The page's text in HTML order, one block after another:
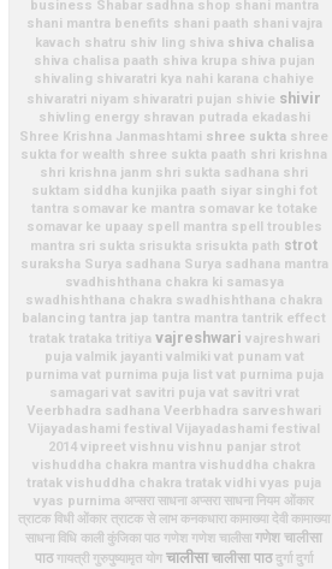
business Shabar sadhna shop shani mantra
shani mantra benefits shani paath shani vajra
kavach shatru shiv ling shiva shiva chalisa
shiva chalisa paath shiva krupa shiva pujan
shivaling shivaratri kya nahi karana chahiye
shivaratri niyam shivaratri pujan shivie shivir
shivling energy shravan putrada ekadashi
Shree Krishna Janmashtami shree sukta shree
sukta for wealth shree sukta paath shri krishna
shri krishna janm shri sukta sadhana shri
suktam siddha kunjika paath siyar singhi fot
tantra somavar ke mantra somavar ke totake
somavar ke upaay spell mantra spell troubles
mantra sri sukta srisukta srisukta path strot
suraksha Surya sadhana Surya sadhana mantra
svadhishthana chakra ki samasya
swadhishthana chakra swadhishthana chakra
balancing tantra jap tantra mantra tantrik effect
tratak trataka tritiya vajreshwari vajreshwari
puja valmik jayanti valmiki vat punam vat
purnima vat purnima puja list vat purnima puja
samagari vat savitri puja vat savitri vrat
Veerbhadra sadhana Veerbhadra sarveshwari
Vijayadashami festival Vijayadashami festival
2014 vipreet vishnu vishnu panjar strot
vishuddha chakra mantra vishuddha chakra
tratak vishuddha chakra tratak vidhi vyas puja
vyas purnima अप्सरा साधना अप्सरा साधना नियम ओंकार
त्राटक विधी ओंकार त्राटक से लाभ कनकधारा कामाख्या देवी कामाख्या
साधना विधि काली कुंजिका पाठ गणेश गणेश चालीसा गणेश चालीसा
पाठ गायत्री गुरुपुष्यामृत योग चालीसा चालीसा पाठ दुर्गा दुर्गा